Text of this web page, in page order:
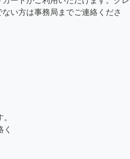
い方は事務局までご連絡くださ